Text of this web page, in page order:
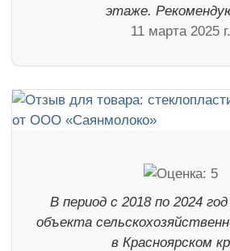
этаже.
11 марта 2025 г.
В период с 2018 по 2024
объекта
в Красноярском